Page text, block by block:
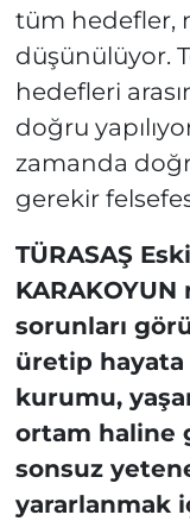
tüm hedefler,
düşünülüyor.
hedefleri
doğru
zamanda
gerekir
TÜRASAŞ
sorunları
üretip
kurumu,
ortam haline
sonsuz
yararlanmak